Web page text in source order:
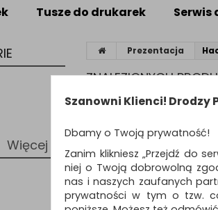
Tusze do drukarek Serwis
Więcej
Prezentacja
ZNALEZIONYCH
Szanowni Klienci! Drodzy
Dbamy o Twoją prywatność!
Zanim klikniesz „Przejdź do
niej o Twoją dobrowolną
nas i naszych zaufanych
prywatności w tym o tzw.